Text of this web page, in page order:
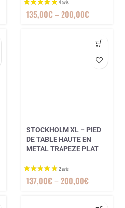
135,00€–200,00€
STOCKHOLM XL – PIED
DE TABLE HAUTE EN
METAL TRAPEZE PLAT
137,00€–200,00€